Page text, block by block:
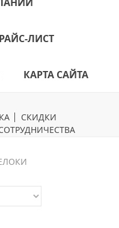
ЛИСТ
КАРТА САЙТА
СКИДКИ